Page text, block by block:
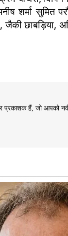
शर्मा सुमित
छाबड़िया,
हैं, जो आपको